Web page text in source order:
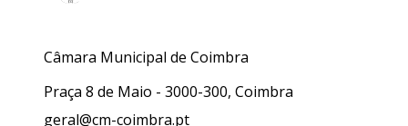
Câmara Municipal de Coimbra
Praça 8 de Maio - 3000-300, Coimbra
geral@cm-coimbra.pt